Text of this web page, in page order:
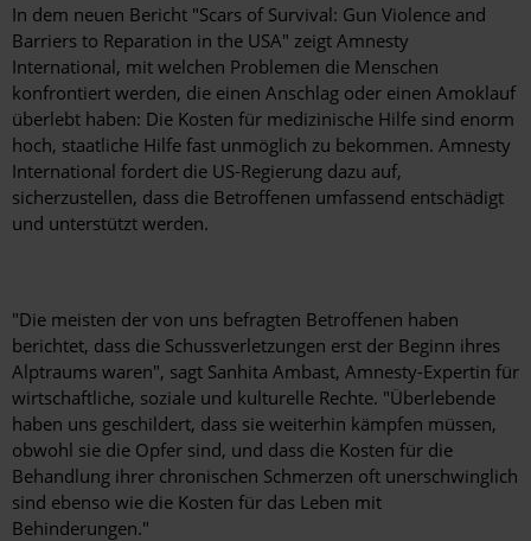
In dem neuen Bericht "Scars of Survival: Gun Violence and
Barriers to Reparation in the USA" zeigt Amnesty
International, mit welchen Problemen die Menschen
konfrontiert werden, die einen Anschlag oder einen Amoklauf
überlebt haben: Die Kosten für medizinische Hilfe sind enorm
hoch, staatliche Hilfe fast unmöglich zu bekommen. Amnesty
International fordert die US-Regierung dazu auf,
sicherzustellen, dass die Betroffenen umfassend entschädigt
und unterstützt werden.
"Die meisten der von uns befragten Betroffenen haben
berichtet, dass die Schussverletzungen erst der Beginn ihres
Alptraums waren", sagt Sanhita Ambast, Amnesty-Expertin für
wirtschaftliche, soziale und kulturelle Rechte. "Überlebende
haben uns geschildert, dass sie weiterhin kämpfen müssen,
obwohl sie die Opfer sind, und dass die Kosten für die
Behandlung ihrer chronischen Schmerzen oft unerschwinglich
sind ebenso wie die Kosten für das Leben mit
Behinderungen."